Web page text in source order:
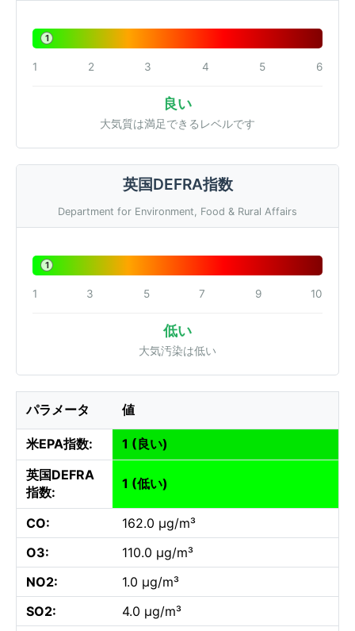
1
1 2 3 4 5 6
良い
大気質は満足できるレベルです
英国DEFRA指数
Department for Environment, Food & Rural Affairs
1
1 3 5 7 9 10
低い
大気汚染は低い
パラメータ 値
米EPA指数:
1 (良い)
英国DEFRA
指数:
1 (低い)
CO:
162.0 µg/m³
O3:
110.0 µg/m³
NO2:
1.0 µg/m³
SO2:
4.0 µg/m³